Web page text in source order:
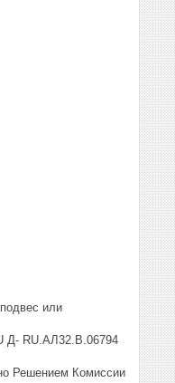
или
Д- RU.АЛ32.В.06794
Решением Комиссии